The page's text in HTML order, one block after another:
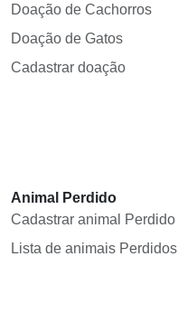
Doação de Cachorros
Doação de Gatos
Cadastrar doação
Animal Perdido
Cadastrar animal Perdido
Lista de animais Perdidos